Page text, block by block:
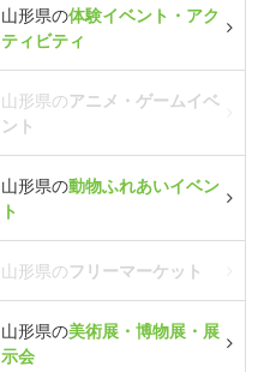
山形県の体験イベント・アク
ティビティ
山形県のアニメ・ゲームイベ
ント
山形県の動物ふれあいイベン
ト
山形県のフリーマーケット
山形県の美術展・博物展・展
示会